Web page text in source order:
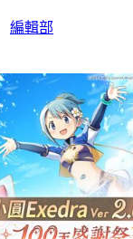
編輯部